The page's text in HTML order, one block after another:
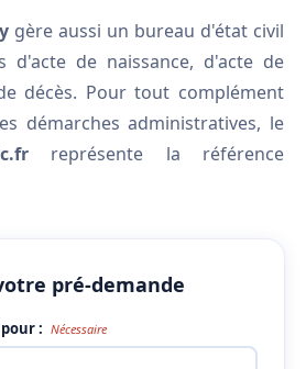
gère aussi un bureau d'état civil
d'acte de naissance, d'acte de
décès. Pour tout complément
démarches administratives, le
représente la référence
pré-demande
: Nécessaire